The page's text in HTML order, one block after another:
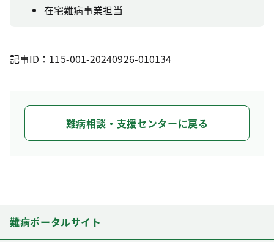
在宅難病事業担当
記事ID：115-001-20240926-010134
難病相談・支援センターに戻る
難病ポータルサイト